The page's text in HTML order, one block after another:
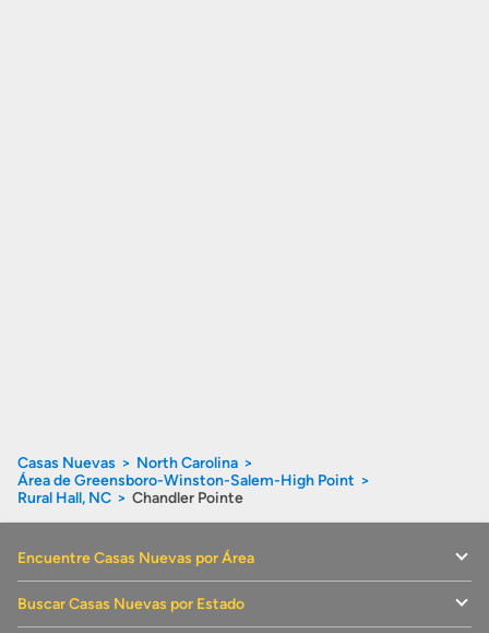
Casas Nuevas
North Carolina
Área de Greensboro-Winston-Salem-High Point
Rural Hall, NC
Chandler Pointe
Encuentre Casas Nuevas por Área
Buscar Casas Nuevas por Estado